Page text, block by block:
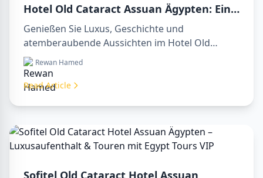
Hotel Old Cataract Assuan Ägypten: Ein
zeitloses Juwel am Nil
Genießen Sie Luxus, Geschichte und
atemberaubende Aussichten im Hotel Old
Cataract Assuan Ägypten. Entdecken Sie
unvergessliche day tours in luxor egypt und
erleben Sie eine unvergessliche day trip to
Rewan Hamed
Read Article
Sofitel Old Cataract Hotel Assuan